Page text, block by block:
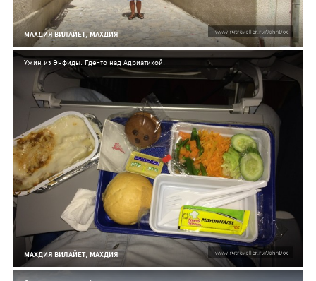
МАХДИЯ ВИЛАЙЕТ, МАХДИЯ
Ужин из Энфиды. Где-то над Адриатикой.
МАХДИЯ ВИЛАЙЕТ, МАХДИЯ